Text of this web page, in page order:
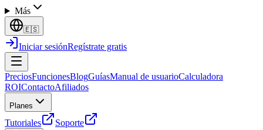
Más
🇪🇸
Iniciar sesiónRegístrate gratis
PreciosFuncionesBlogGuíasManual de usuarioCalculadora
ROIContactoAfiliados
Planes
Tutoriales Soporte